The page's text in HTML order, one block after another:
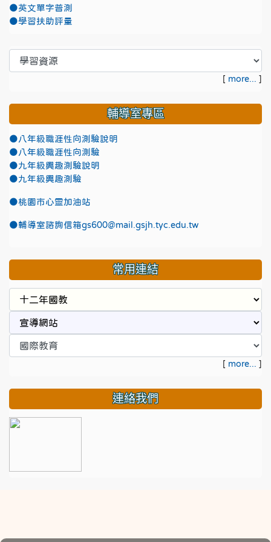
●英文單字普測
●學習扶助評量
[ more... ]
輔導室專區
●八年級職涯性向測驗說明
●八年級職涯性向測驗
●九年級興趣測驗說明
●九年級興趣測驗
●桃園市心靈加油站
●輔導室諮詢信箱gs600@mail.gsjh.tyc.edu.tw
常用連結
[ more... ]
連絡我們